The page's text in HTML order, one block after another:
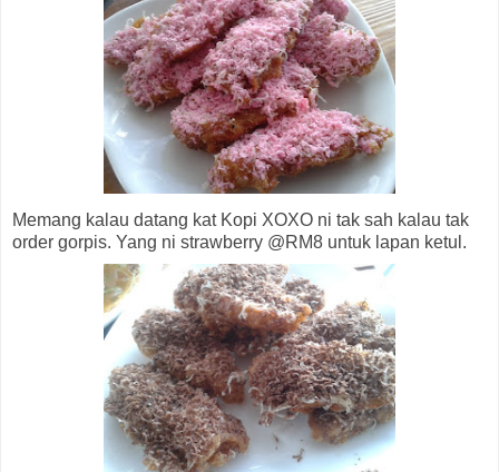
Memang kalau datang kat Kopi XOXO ni tak sah kalau tak
order gorpis. Yang ni strawberry @RM8 untuk lapan ketul.